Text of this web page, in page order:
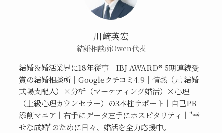
川﨑英宏
結婚相談所Owen代表
結婚＆婚活業界に18年従事｜IBJ AWARD®︎ 5期連続受
賞の結婚相談所｜Googleクチコミ4.9｜情熱（元 結婚
式場支配人）×分析（マーケティング婚活）×心理
（上級心理カウンセラー）の3本柱サポート｜自己PR
添削マニア｜右手にデータ左手にホスピタリティ｜"幸
せな成婚"のために日々、婚活を全力応援中。